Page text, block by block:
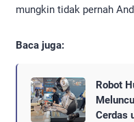
mungkin tidak pernah
Baca juga:
Robot
Cerdas